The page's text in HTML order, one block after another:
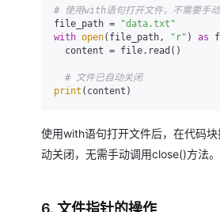
# 使用with语句打开文件，不需要手
file_path =
"data.txt"
with open(file_path, "r" ) as
# 文件已自动关闭
print
使用with语句打开文件后，在代码
动关闭，无需手动调用close()方法。
6. 文件指针的操作